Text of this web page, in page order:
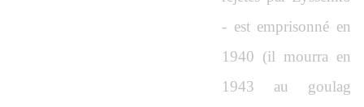
- est emprisonné en
1940 (il mourra en
1943 au goulag